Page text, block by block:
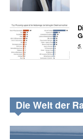
Die Welt der